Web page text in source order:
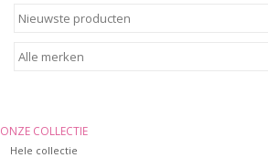
SALE
ONZE COLLECTIE
Hele collectie